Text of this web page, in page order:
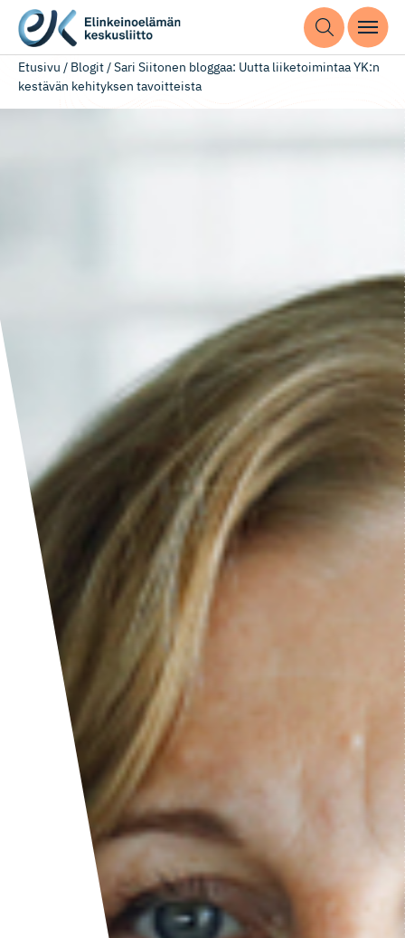
Etusivu / Blogit/Sari Siitonen bloggaa: Uutta liiketoimintaa YK:n
kestävän kehityksen tavoitteista